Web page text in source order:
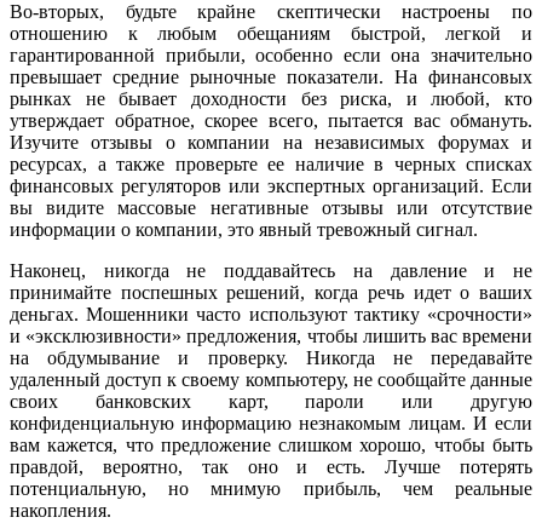
Во-вторых, будьте крайне скептически настроены по
отношению к любым обещаниям быстрой, легкой и
гарантированной прибыли, особенно если она значительно
превышает средние рыночные показатели. На финансовых
рынках не бывает доходности без риска, и любой, кто
утверждает обратное, скорее всего, пытается вас обмануть.
Изучите отзывы о компании на независимых форумах и
ресурсах, а также проверьте ее наличие в черных списках
финансовых регуляторов или экспертных организаций. Если
вы видите массовые негативные отзывы или отсутствие
информации о компании, это явный тревожный сигнал.
Наконец, никогда не поддавайтесь на давление и не
принимайте поспешных решений, когда речь идет о ваших
деньгах. Мошенники часто используют тактику «срочности»
и «эксклюзивности» предложения, чтобы лишить вас времени
на обдумывание и проверку. Никогда не передавайте
удаленный доступ к своему компьютеру, не сообщайте данные
своих банковских карт, пароли или другую
конфиденциальную информацию незнакомым лицам. И если
вам кажется, что предложение слишком хорошо, чтобы быть
правдой, вероятно, так оно и есть. Лучше потерять
потенциальную, но мнимую прибыль, чем реальные
накопления.